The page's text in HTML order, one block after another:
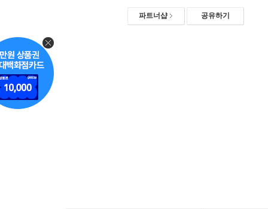
파트너샵 공유하기